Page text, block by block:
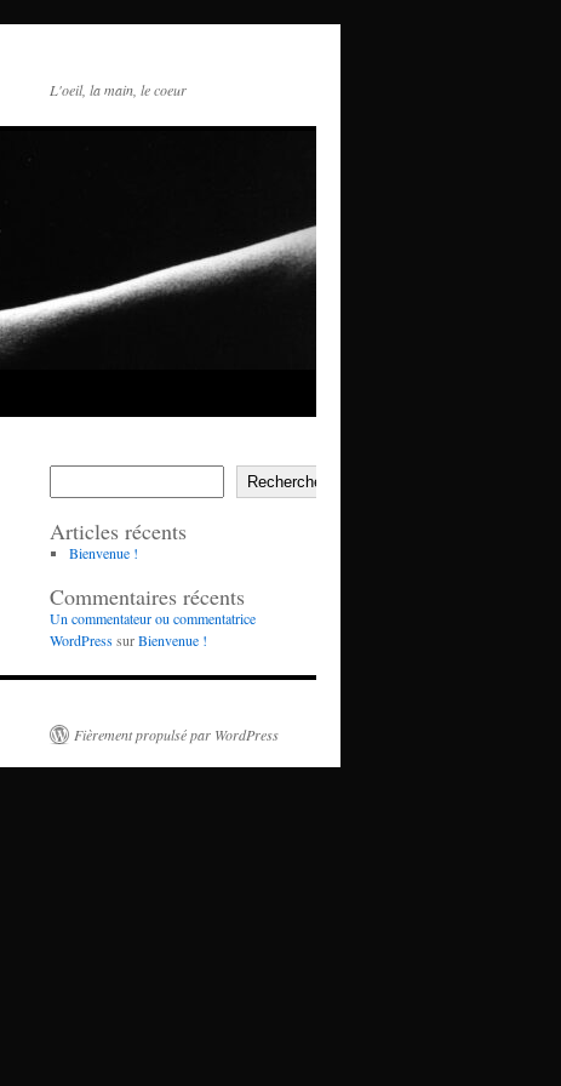
L'oeil, la main, le coeur
Rechercher
Articles récents
Bienvenue !
Commentaires récents
Un commentateur ou commentatrice
WordPresssurBienvenue !
Fièrement propulsé par WordPress